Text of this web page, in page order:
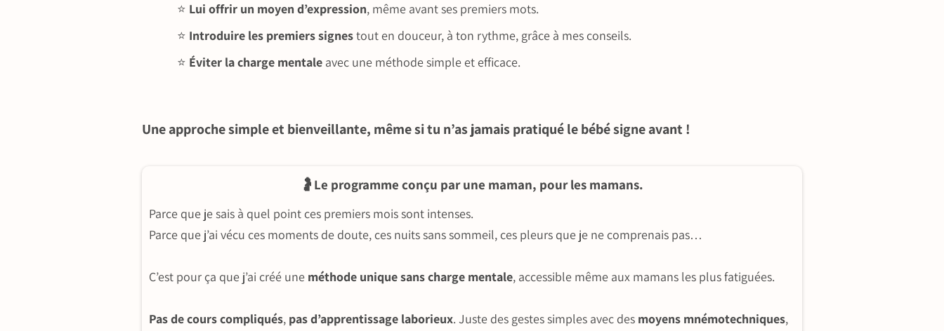
⭐️ Lui offrir un moyen d’expression, même avant ses premiers mots.
⭐️ Introduire les premiers signestout en douceur, à ton rythme, grâce à mes conseils.
⭐️ Éviter la charge mentale avec une méthode simple et efficace.
Une approche simple et bienveillante, même si tu n’as jamais pratiqué le bébé signe avant !
🤰Le programme conçu par une maman, pour les mamans.
Parce que je sais à quel point ces premiers mois sont intenses.
Parce que j’ai vécu ces moments de doute, ces nuits sans sommeil, ces pleurs que je ne comprenais pas…
C’est pour ça que j’ai créé une méthode unique sans charge mentale, accessible même aux mamans les plus fatiguées.
Pas de cours compliqués, pas d’apprentissage laborieux. Juste des gestes simples avec des moyens mnémotechniques,